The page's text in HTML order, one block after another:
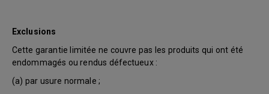
Exclusions
Cette garantie limitée ne couvre pas les produits qui ont été
endommagés ou rendus défectueux :
(a) par usure normale ;